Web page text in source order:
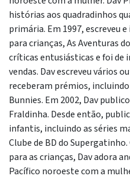
histórias aos quadradinhos
primária. Em 1997, escreveu
para crianças, As Aventuras
críticas entusiásticas e foi de
vendas. Dav escreveu vários
receberam prémios,
Bunnies. Em 2002, Dav
Fraldinha. Desde então,
infantis, incluindo as séries
Clube de BD do
para as crianças, Dav adora
Pacífico noroeste com a